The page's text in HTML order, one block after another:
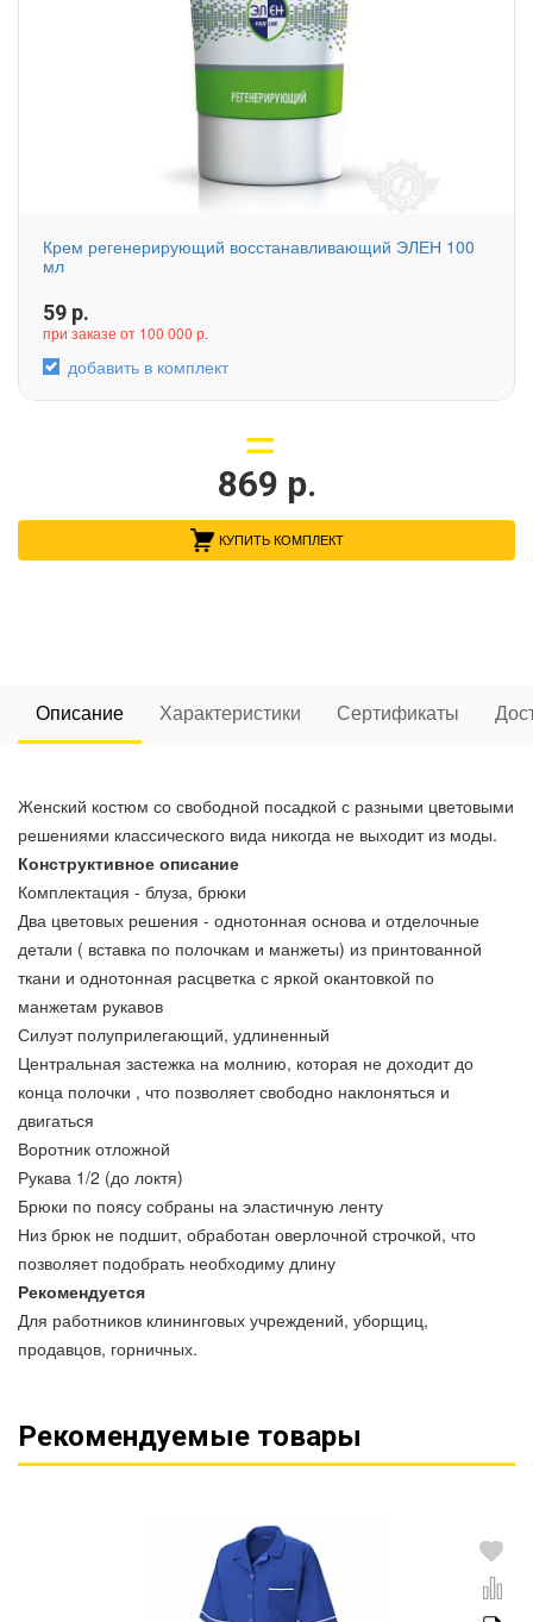
Крем регенерирующий восстанавливающий ЭЛЕН 100
мл
59 р.
при заказе от 100 000 р.
добавить в комплект
869 р.
КУПИТЬ КОМПЛЕКТ
Описание Характеристики Сертификаты
Женский костюм со свободной посадкой с разными цветовыми
решениями классического вида никогда не выходит из моды.
Конструктивное описание
Комплектация - блуза, брюки
Два цветовых решения - однотонная основа и отделочные
детали ( вставка по полочкам и манжеты) из принтованной
ткани и однотонная расцветка с яркой окантовкой по
манжетам рукавов
Силуэт полуприлегающий, удлиненный
Центральная застежка на молнию, которая не доходит до
конца полочки , что позволяет свободно наклоняться и
двигаться
Воротник отложной
Рукава 1/2 (до локтя)
Брюки по поясу собраны на эластичную ленту
Низ брюк не подшит, обработан оверлочной строчкой, что
позволяет подобрать необходиму длину
Рекомендуется
Для работников клининговых учреждений, уборщиц,
продавцов, горничных.
Рекомендуемые товары